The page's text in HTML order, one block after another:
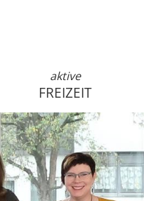
anmelden
aktive
FREIZEIT